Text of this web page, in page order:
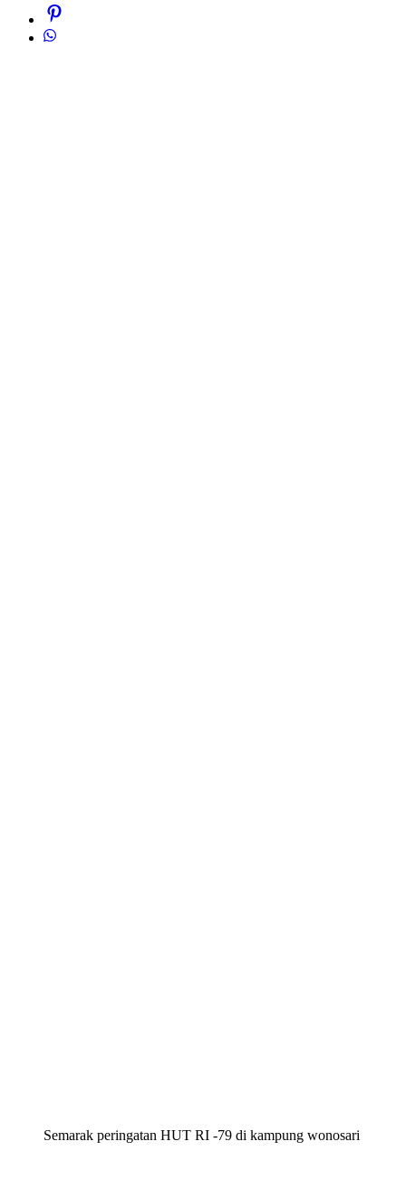
Semarak peringatan HUT RI -79 di kampung wonosari